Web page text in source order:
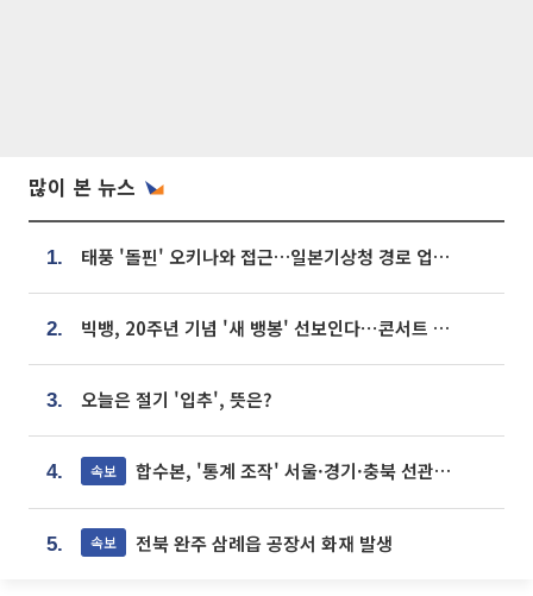
많이 본 뉴스
1. 태풍 '돌핀' 오키나와 접근…일본기상청 경로 업데이트
2. 빅뱅, 20주년 기념 '새 뱅봉' 선보인다⋯콘서트 앞두고 팝업 개최
3. 오늘은 절기 '입추', 뜻은?
4. 속보 합수본, '통계 조작' 서울·경기·충북 선관위 등 추가 압수수색
5. 속보 전북 완주 삼례읍 공장서 화재 발생